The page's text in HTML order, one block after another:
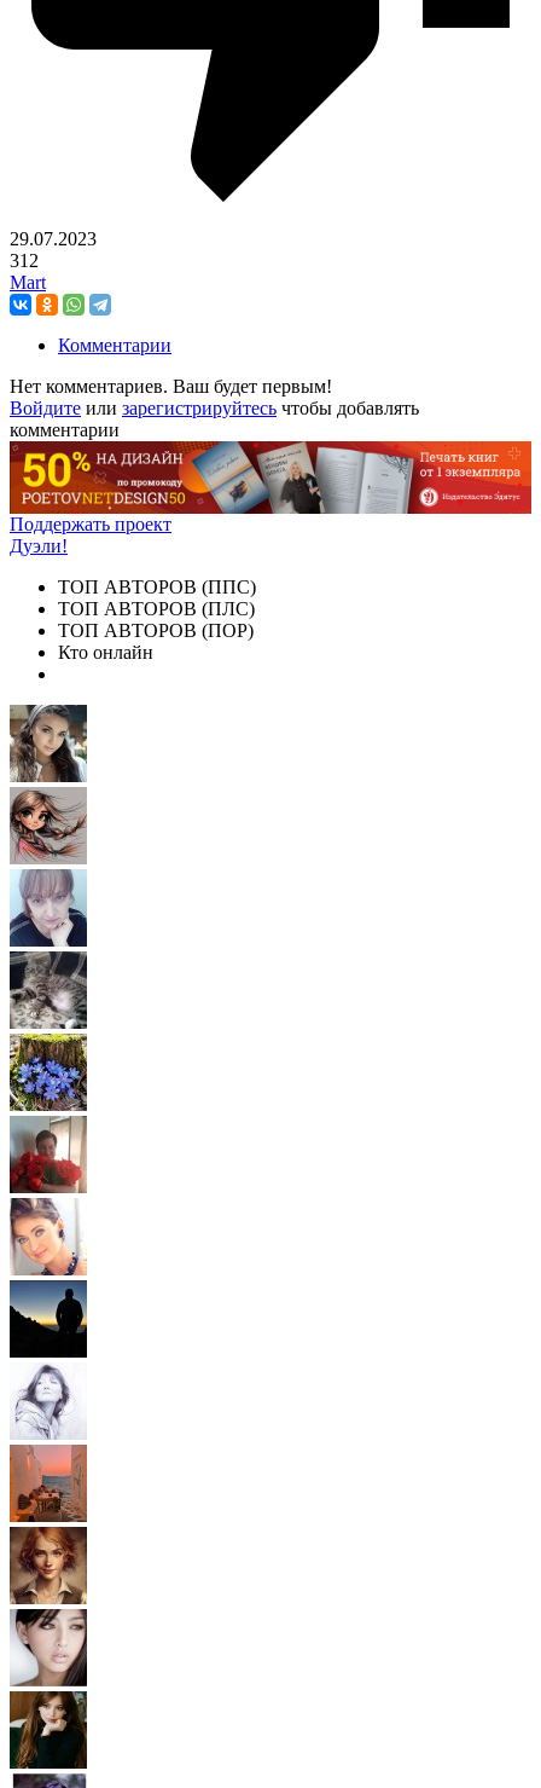
29.07.2023
312
Mart
Комментарии
Нет комментариев. Ваш будет первым!
Войдите или зарегистрируйтесь чтобы добавлять
комментарии
Поддержать проект
Дуэли!
ТОП АВТОРОВ (ППС)
ТОП АВТОРОВ (ПЛС)
ТОП АВТОРОВ (ПОР)
Кто онлайн